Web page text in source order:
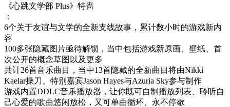
《心跳文学部 Plus》特啬
：
6个关于友谊与文学的全新支线故事，累计数小时的游戏新内
容
100多张隐藏图片亟待解锁，当中包括游戏新原画、壁纸、首
次公开的概念草图以及更多
共计26首音乐曲目，当中13首隐藏的全新曲目将由Nikki
Kaelar操刀、特别嘉宾Jason Hayes与Azuria Sky参与制作
游戏内置DDLC音乐播放器，让你既可自制播放列表、聆听自
己心爱的歌曲悠闲放松，又可单曲循环、永不停歇